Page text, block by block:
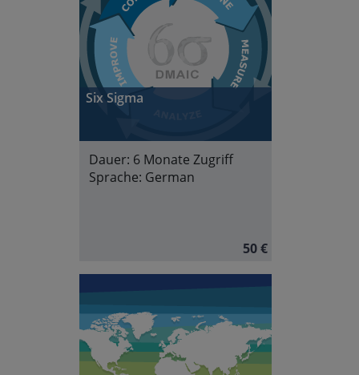
Six Sigma
Dauer: 6 Monate Zugriff
Sprache: German
50 €